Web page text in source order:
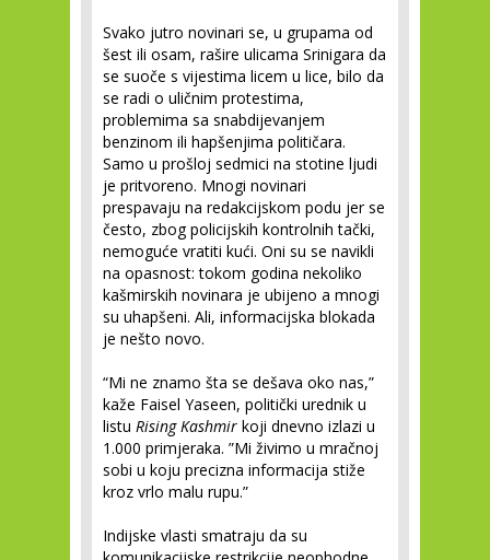
Svako jutro novinari se, u grupama od
šest ili osam, rašire ulicama Srinigara da
se suoče s vijestima licem u lice, bilo da
se radi o uličnim protestima,
problemima sa snabdijevanjem
benzinom ili hapšenjima političara.
Samo u prošloj sedmici na stotine ljudi
je pritvoreno. Mnogi novinari
prespavaju na redakcijskom podu jer se
često, zbog policijskih kontrolnih tački,
nemoguće vratiti kući. Oni su se navikli
na opasnost: tokom godina nekoliko
kašmirskih novinara je ubijeno a mnogi
su uhapšeni. Ali, informacijska blokada
je nešto novo.
“Mi ne znamo šta se dešava oko nas,”
kaže Faisel Yaseen, politički urednik u
listu Rising Kashmir koji dnevno izlazi u
1.000 primjeraka. ”Mi živimo u mračnoj
sobi u koju precizna informacija stiže
kroz vrlo malu rupu.”
Indijske vlasti smatraju da su